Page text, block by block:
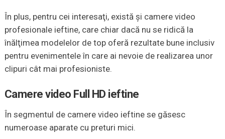
În plus, pentru cei interesaţi, există şi camere video
profesionale ieftine, care chiar dacă nu se ridică la
înălţimea modelelor de top oferă rezultate bune inclusiv
pentru evenimentele în care ai nevoie de realizarea unor
clipuri cât mai profesioniste.
Camere video Full HD ieftine
În segmentul de camere video ieftine se găsesc
numeroase aparate cu preturi mici.